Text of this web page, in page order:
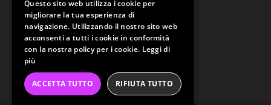
Law & Disclaimer
PRIVACY POLICY
COOKIE POLICY
ORDINE AVVOCATI PERUGIA
Questo sito web utilizza i cookie per
migliorare la tua esperienza di
navigazione. Utilizzando il nostro sito web
acconsenti a tutti i cookie in conformità
con la nostra policy per i cookie. Leggi di
più
ACCETTA TUTTO RIFIUTA TUTTO